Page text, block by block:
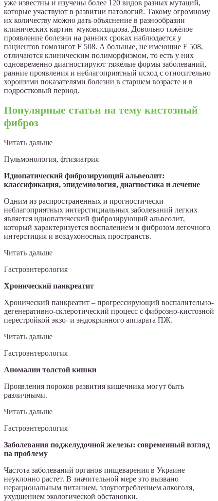
уже известны и изучены более 120 видов разных мутаций,
которые участвуют в развитии патологий. Такому огромному
их количеству можно дать объяснение в разнообразии
клинических картин муковисцидоза. Довольно тяжёлое
проявление болезни на ранних сроках наблюдается у
пациентов гомозигот F 508. А больные, не имеющие F 508,
отличаются клиническим полиморфизмом, то есть у них
одновременно диагностируют тяжёлые формы заболеваний,
ранние проявления и неблагоприятный исход с относительно
хорошими показателями болезни в старшем возрасте и в
подростковый период.
Популярные статьи на тему кистозный
фиброз
Читать дальше
Пульмонология, фтизиатрия
Идиопатический фиброзирующий альвеолит:
классификация, эпидемиология, диагностика и лечение
Одним из распространенных и прогностически
неблагоприятных интерстициальных заболеваний легких
является идиопатический фиброзирующий альвеолит,
который характеризуется воспалением и фиброзом легочного
интерстиция и воздухоносных пространств.
Читать дальше
Гастроэнтерология
Хронический панкреатит
Хронический панкреатит – прогрессирующий воспалительно-
дегенеративно-склеротический процесс с фиброзно-кистозной
перестройкой экзо- и эндокринного аппарата ПЖ.
Читать дальше
Гастроэнтерология
Аномалии толстой кишки
Проявления пороков развития кишечника могут быть
различными.
Читать дальше
Гастроэнтерология
Заболевания поджелудочной железы: современный взгляд
на проблему
Частота заболеваний органов пищеварения в Украине
неуклонно растет. В значительной мере это вызвано
нерациональным питанием, злоупотреблением алкоголя,
ухудшением экологической обстановки.